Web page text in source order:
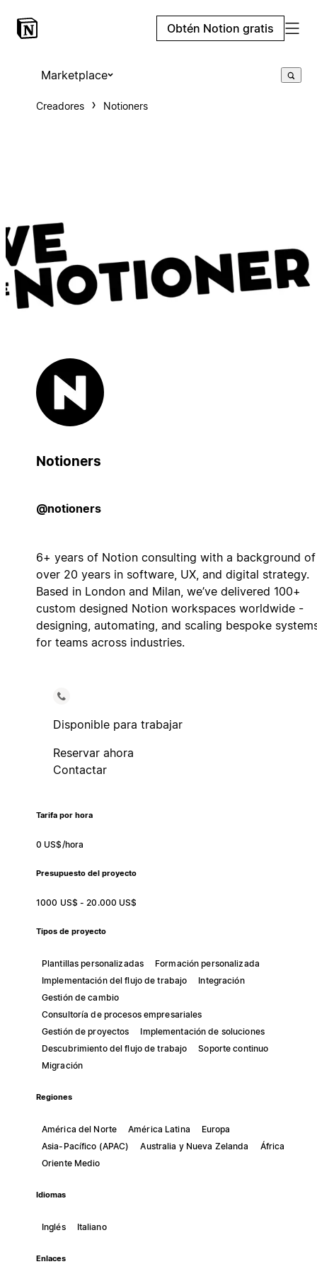
Obtén Notion gratis
Marketplace
Creadores Notioners
Notioners
@notioners
6+ years of Notion consulting with a background of
over 20 years in software, UX, and digital strategy.
Based in London and Milan, we’ve delivered 100+
custom designed Notion workspaces worldwide -
designing, automating, and scaling bespoke
for teams across industries.
Disponible para trabajar
Reservar ahora
Contactar
Tarifa por hora
0 US$/hora
Presupuesto del proyecto
1000 US$ - 20.000 US$
Tipos de proyecto
Plantillas personalizadas
Formación personalizada
Implementación del flujo de trabajo
Integración
Gestión de cambio
Consultoría de procesos empresariales
Gestión de proyectos
Implementación de soluciones
Descubrimiento del flujo de trabajo
Soporte continuo
Migración
Regiones
América del Norte América Latina
Europa
Asia-Pacífico (APAC)
Australia y Nueva Zelanda
África
Oriente Medio
Idiomas
Inglés Italiano
Enlaces